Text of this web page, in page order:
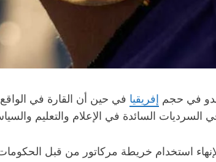
في حجم إفريقيا
السرديات السائدة في الإعلام والتعليم
‌استخدام خريطة مركاتور من قبل